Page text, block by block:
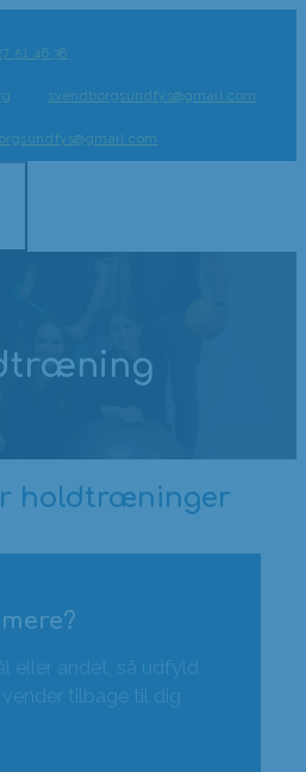
51 46 38
svendborgsundfys@gmail.com
holdtræninger
eller andet, så udfyld
tilbage til dig